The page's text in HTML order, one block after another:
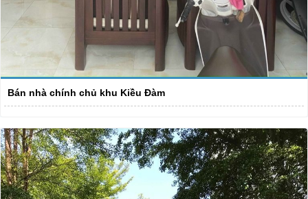
Bán nhà chính chủ khu Kiều Đàm